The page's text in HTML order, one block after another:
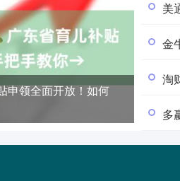
申领全面开放！如何
美
金
淘
多